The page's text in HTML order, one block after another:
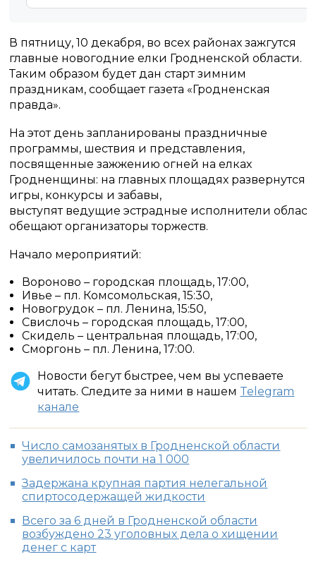
В пятницу, 10 декабря, во всех районах зажгутся
главные новогодние елки Гродненской области.
Таким образом будет дан старт зимним
праздникам, сообщает газета «Гродненская
правда».
На этот день запланированы праздничные
программы, шествия и представления,
посвященные зажжению огней на елках
Гродненщины: на главных площадях развернутся
игры, конкурсы и забавы,
выступят ведущие эстрадные исполнители
обещают организаторы торжеств.
Начало мероприятий:
Вороново – городская площадь, 17:00,
Ивье – пл. Комсомольская, 15:30,
Новогрудок – пл. Ленина, 15:50,
Свислочь – городская площадь, 17:00,
Скидель – центральная площадь, 17:00,
Сморгонь – пл. Ленина, 17:00.
Новости бегут быстрее, чем вы успеваете
читать. Следите за ними в нашем Telegram
канале
Число самозанятых в Гродненской области
увеличилось почти на 1 000
Задержана крупная партия нелегальной
спиртосодержащей жидкости
Всего за 6 дней в Гродненской области
возбуждено 23 уголовных дела о хищении
денег с карт